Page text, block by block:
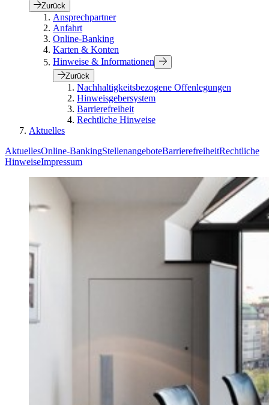
Zurück
Ansprechpartner
Anfahrt
Online-Banking
Karten & Konten
Hinweise & Informationen
Zurück
Nachhaltigkeitsbezogene Offenlegungen
Hinweisgebersystem
Barrierefreiheit
Rechtliche Hinweise
Aktuelles
AktuellesOnline-BankingStellenangeboteBarrierefreiheitRechtliche
HinweiseImpressum